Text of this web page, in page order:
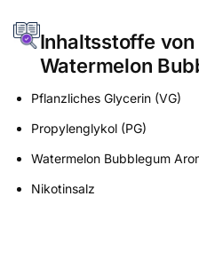
Inhaltsstoffe von
Watermelon
Pflanzliches Glycerin (VG)
Propylenglykol (PG)
Watermelon Bubblegum
Nikotinsalz